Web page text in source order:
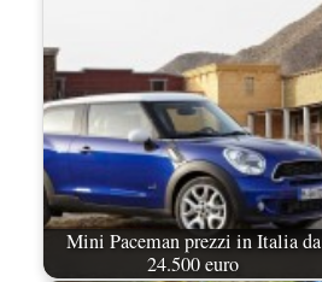
Mini Paceman prezzi in Italia da
24.500 euro